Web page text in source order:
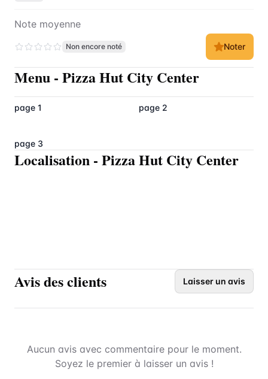
Note moyenne
Non encore noté Noter
Menu - Pizza Hut City Center
page 1 page 2
page 3
Localisation - Pizza Hut City Center
Avis des clients Laisser un avis
Aucun avis avec commentaire pour le moment.
Soyez le premier à laisser un avis !